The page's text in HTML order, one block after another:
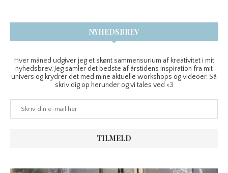
NYHEDSBREV
Hver måned udgiver jeg et skønt sammensurium af kreativitet i mit
nyhedsbrev. Jeg samler det bedste af årstidens inspiration fra mit
univers og krydrer det med mine aktuelle workshops og videoer. Så
skriv dig op herunder og vi tales ved <3